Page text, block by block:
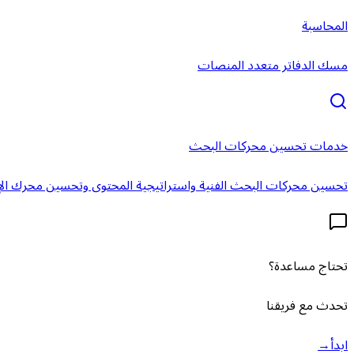
المحاسبة
مسك الدفاتر متعدد المنصات
خدمات تحسين محركات البحث
تحسين محركات البحث الفنية واستراتيجية المحتوى وتحسين محرك
تحتاج مساعدة؟
تحدث مع فريقنا
ابدأ→